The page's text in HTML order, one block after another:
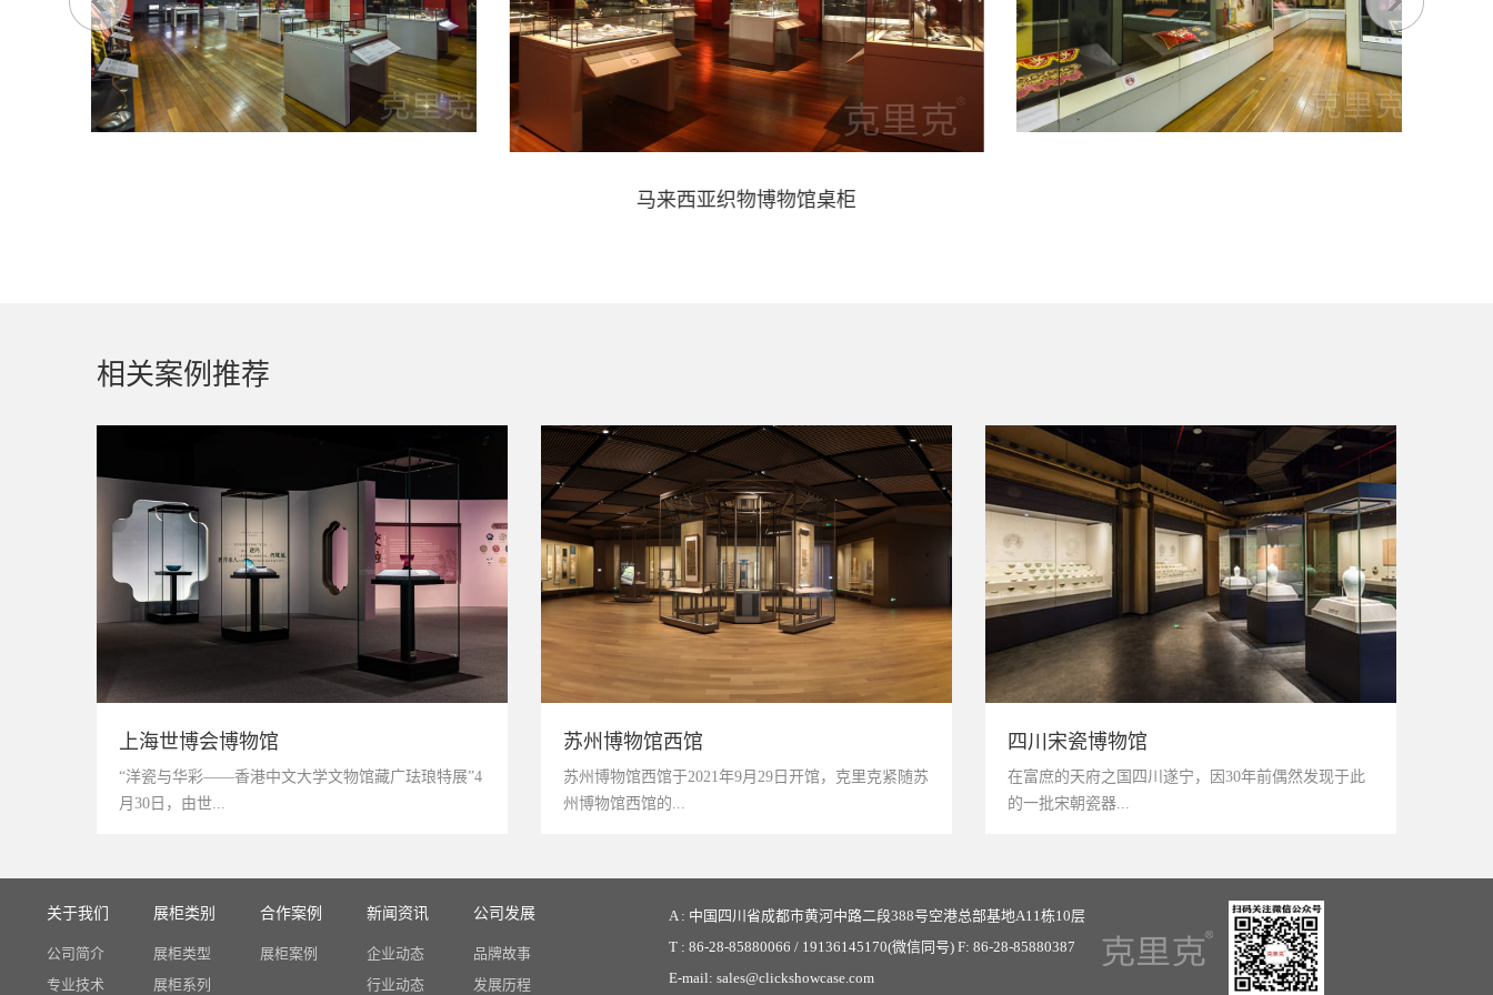
马来西亚织物博物馆桌柜
相关案例推荐
上海世博会博物馆
“洋瓷与华彩——香港中文大学文物馆藏广珐琅特展”4
月30日，由世...
苏州博物馆西馆
苏州博物馆西馆于2021年9月29日开馆，克里克紧随苏
州博物馆西馆的...
四川宋瓷博物馆
在富庶的天府之国四川遂宁，因30年前偶然发现于此
的一批宋朝瓷器...
关于我们
公司简介
专业技术
展柜类别
展柜类型
展柜系列
合作案例
展柜案例
新闻资讯
企业动态
行业动态
公司发展
品牌故事
发展历程
A : 中国四川省成都市黄河中路二段388号空港总部基地A11栋10层
T : 86-28-85880066 / 19136145170(微信同号) F: 86-28-85880387
E-mail: sales@clickshowcase.com